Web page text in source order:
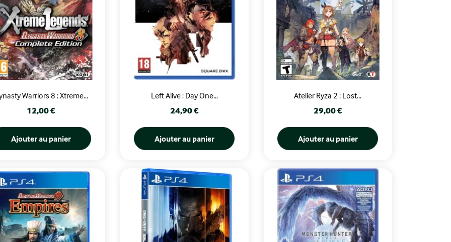
Warriors 8 : Xtreme...
Prix
12,00 €
Ajouter au panier
Left Alive : Day One...
Prix
24,90 €
Ajouter au panier
Atelier Ryza 2 : Lost...
Prix
29,00 €
Ajouter au panier